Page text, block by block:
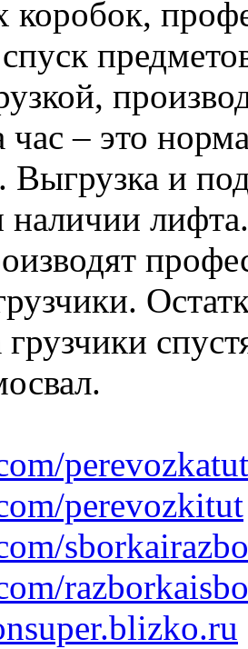
коробок,
– это
и
наличии
perevozkatut
perevozkitut